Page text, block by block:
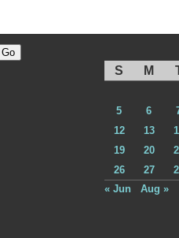
S M
5 6
12
13
19
20
26
27
« Jun
Aug »